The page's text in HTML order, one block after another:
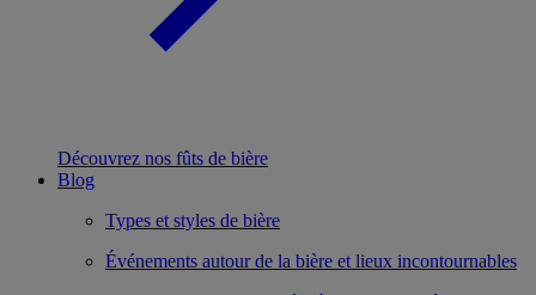
Découvrez nos fûts de bière
Blog
Types et styles de bière
Événements autour de la bière et lieux incontournables